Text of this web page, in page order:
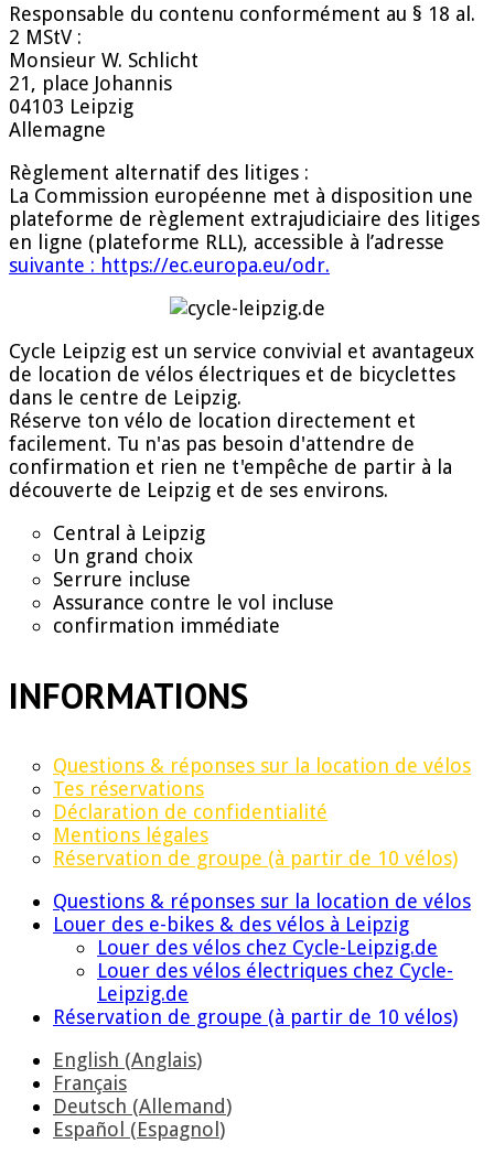
Responsable du contenu conformément au § 18 al.
2 MStV :
Monsieur W. Schlicht
21, place Johannis
04103 Leipzig
Allemagne
Règlement alternatif des litiges :
La Commission européenne met à disposition une
plateforme de règlement extrajudiciaire des litiges
en ligne (plateforme RLL), accessible à l’adresse
suivante : https://ec.europa.eu/odr.
Cycle Leipzig est un service convivial et avantageux
de location de vélos électriques et de bicyclettes
dans le centre de Leipzig.
Réserve ton vélo de location directement et
facilement. Tu n'as pas besoin d'attendre de
confirmation et rien ne t'empêche de partir à la
découverte de Leipzig et de ses environs.
Central à Leipzig
Un grand choix
Serrure incluse
Assurance contre le vol incluse
confirmation immédiate
INFORMATIONS
Questions & réponses sur la location de vélos
Tes réservations
Déclaration de confidentialité
Mentions légales
Réservation de groupe (à partir de 10 vélos)
Questions & réponses sur la location de vélos
Louer des e-bikes & des vélos à Leipzig
Louer des vélos chez Cycle-Leipzig.de
Louer des vélos électriques chez Cycle-
Leipzig.de
Réservation de groupe (à partir de 10 vélos)
English (Anglais)
Français
Deutsch (Allemand)
Español (Espagnol)